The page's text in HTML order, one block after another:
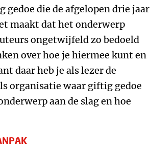
gedoe die de afgelopen drie jaar
maakt dat het onderwerp
ongetwijfeld zo bedoeld
over hoe je hiermee kunt en
daar heb je als lezer de
organisatie waar giftig gedoe
aan de slag en hoe